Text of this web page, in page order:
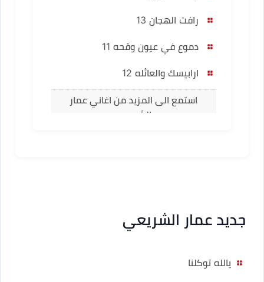
رافت الهجان 13
دموع في عيون وقحه 11
ارابيسك والعائله 12
استمع الى المزيد من اغاني عمار
الشريعي
جديد عمار الشريعي
يالله توكلنا